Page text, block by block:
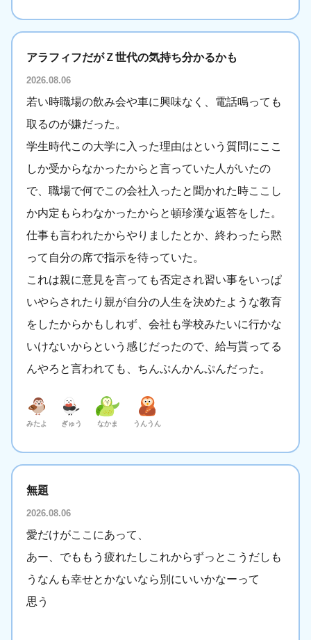
アラフィフだがＺ世代の気持ち分かるかも
2026.08.06
若い時職場の飲み会や車に興味なく、電話鳴っても
取るのが嫌だった。
学生時代この大学に入った理由はという質問にここ
しか受からなかったからと言っていた人がいたの
で、職場で何でこの会社入ったと聞かれた時ここし
か内定もらわなかったからと頓珍漢な返答をした。
仕事も言われたからやりましたとか、終わったら黙
って自分の席で指示を待っていた。
これは親に意見を言っても否定され習い事をいっぱ
いやらされたり親が自分の人生を決めたような教育
をしたからかもしれず、会社も学校みたいに行かな
いけないからという感じだったので、給与貰ってる
んやろと言われても、ちんぷんかんぷんだった。
みたよ ぎゅう なかま うんうん
無題
2026.08.06
愛だけがここにあって、
あー、でももう疲れたしこれからずっとこうだしも
うなんも幸せとかないなら別にいいかなーって
思う